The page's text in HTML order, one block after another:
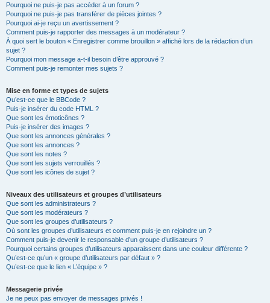
Pourquoi ne puis-je pas accéder à un forum ?
Pourquoi ne puis-je pas transférer de pièces jointes ?
Pourquoi ai-je reçu un avertissement ?
Comment puis-je rapporter des messages à un modérateur ?
À quoi sert le bouton « Enregistrer comme brouillon » affiché lors de la rédaction d’un
sujet ?
Pourquoi mon message a-t-il besoin d’être approuvé ?
Comment puis-je remonter mes sujets ?
Mise en forme et types de sujets
Qu’est-ce que le BBCode ?
Puis-je insérer du code HTML ?
Que sont les émoticônes ?
Puis-je insérer des images ?
Que sont les annonces générales ?
Que sont les annonces ?
Que sont les notes ?
Que sont les sujets verrouillés ?
Que sont les icônes de sujet ?
Niveaux des utilisateurs et groupes d’utilisateurs
Que sont les administrateurs ?
Que sont les modérateurs ?
Que sont les groupes d’utilisateurs ?
Où sont les groupes d’utilisateurs et comment puis-je en rejoindre un ?
Comment puis-je devenir le responsable d’un groupe d’utilisateurs ?
Pourquoi certains groupes d’utilisateurs apparaissent dans une couleur différente ?
Qu’est-ce qu’un « groupe d’utilisateurs par défaut » ?
Qu’est-ce que le lien « L’équipe » ?
Messagerie privée
Je ne peux pas envoyer de messages privés !